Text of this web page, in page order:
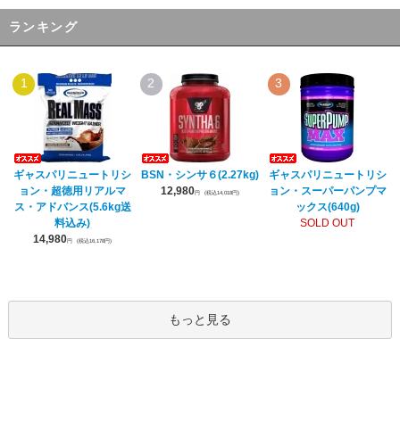
ランキング
1
ギャスパリニュートリシ
ョン・超徳用リアルマ
ス・アドバンス(5.6kg送
料込み)
14,980円 (税込16,178円)
2
BSN・シンサ６(2.27kg)
12,980円 (税込14,018円)
3
ギャスパリニュートリシ
ョン・スーパーパンプマ
ックス(640g)
SOLD OUT
もっと見る